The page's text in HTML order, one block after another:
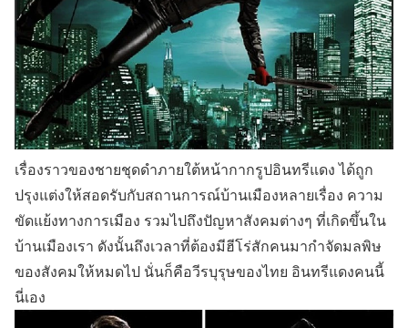
เรื่องราวของชายชุดดำภายใต้หน้ากากรูปอินทรีแดง ได้ถูก
ปรุงแต่งให้สอดรับกับสถานการณ์บ้านเมืองหลายเรื่อง ความ
ขัดแย้งทางการเมือง รวมไปถึงปัญหาสังคมต่างๆ ที่เกิดขึ้นใน
บ้านเมืองเรา ดังนั้นถึงเวลาที่ต้องมีฮีโร่สักคนมากำจัดมลพิษ
ของสังคมให้หมดไป นั่นก็คือวีรบุรุษของไทย อินทรีแดงคนนี้
นี่เอง